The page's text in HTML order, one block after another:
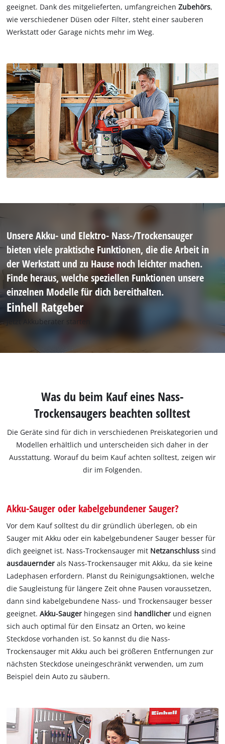
geeignet. Dank des mitgelieferten, umfangreichenZubehörs,
wie verschiedener Düsen oder Filter, steht einer sauberen
Werkstatt oder Garage nichts mehr im Weg.
Unsere Akku- und Elektro- Nass-/Trockensauger
bieten viele praktische Funktionen, die die Arbeit in
der Werkstatt und zu Hause noch leichter machen.
Finde heraus, welche speziellen Funktionen unsere
einzelnen Modelle für dich bereithalten.
Einhell Ratgeber
Jetzt Akkuberater starten
Was du beim Kauf eines Nass-
Trockensaugers beachten solltest
Die Geräte sind für dich in verschiedenen Preiskategorien und
Modellen erhältlich und unterscheiden sich daher in der
Ausstattung. Worauf du beim Kauf achten solltest, zeigen wir
dir im Folgenden.
Akku-Sauger oder kabelgebundener Sauger?
Vor dem Kauf solltest du dir gründlich überlegen, ob ein
Sauger mit Akku oder ein kabelgebundener Sauger besser für
dich geeignet ist. Nass-Trockensauger mit Netzanschlusssind
ausdauernderals Nass-Trockensauger mit Akku, da sie keine
Ladephasen erfordern. Planst du Reinigungsaktionen, welche
die Saugleistung für längere Zeit ohne Pausen voraussetzen,
dann sind kabelgebundene Nass- und Trockensauger besser
geeignet. Akku-Sauger hingegen sind handlicher und eignen
sich auch optimal für den Einsatz an Orten, wo keine
Steckdose vorhanden ist. So kannst du die Nass-
Trockensauger mit Akku auch bei größeren Entfernungen zur
nächsten Steckdose uneingeschränkt verwenden, um zum
Beispiel dein Auto zu säubern.